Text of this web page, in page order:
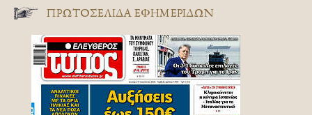
ΠΡΩΤΟΣΈΛΙΔΑ ΕΦΗΜΕΡΊΔΩΝ